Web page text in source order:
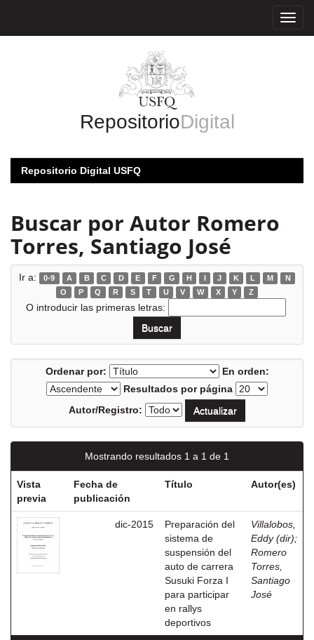
RepositorioDigital
Repositorio Digital USFQ
Buscar por Autor Romero
Torres, Santiago José
Ir a: 0-9 A B C D E F G H I J K L M
N
O
P Q R S T U V W X Y Z
O introducir las primeras letras:
Ordenar por:
En orden:
Resultados por página
Autor/Registro:
Mostrando resultados 1 a 1 de 1
Vista
previa
Fecha de
publicación
Título Autor(es)
dic-2015
Preparación del
sistema de
suspensión del
auto de carrera
Susuki Forza I
para participar
en rallys
deportivos
Villalobos,
Eddy (dir);
Romero
Torres,
Santiago
José